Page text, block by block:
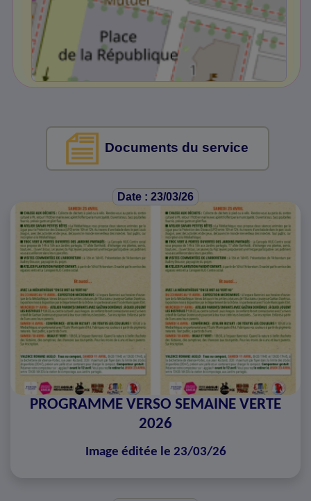
Documents du service
Date : 23/03/26
PROGRAMME VERSO SEMAINE VERTE
2026
Image éditée le 23/03/26